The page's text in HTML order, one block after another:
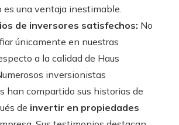
es una ventaja inestimable.
de inversores satisfechos: No
únicamente en nuestras
a la calidad de Haus
inversionistas
han compartido sus historias de
de invertir en propiedades